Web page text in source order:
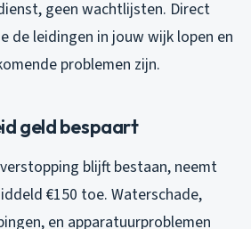
geen wachtlijsten. Direct
de leidingen in jouw wijk lopen en
problemen zijn.
geld bespaart
blijft bestaan, neemt
€150 toe. Waterschade,
en apparatuurproblemen